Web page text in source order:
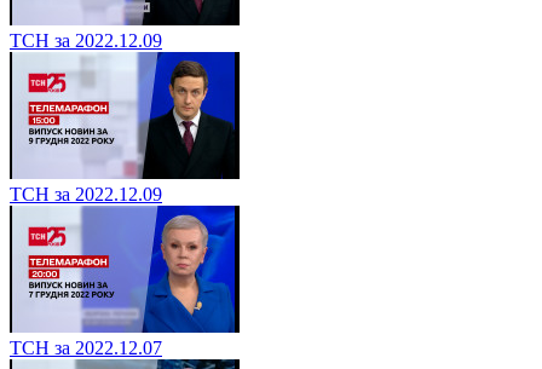
ТСН за 2022.12.09
ТСН за 2022.12.09
ТСН за 2022.12.07